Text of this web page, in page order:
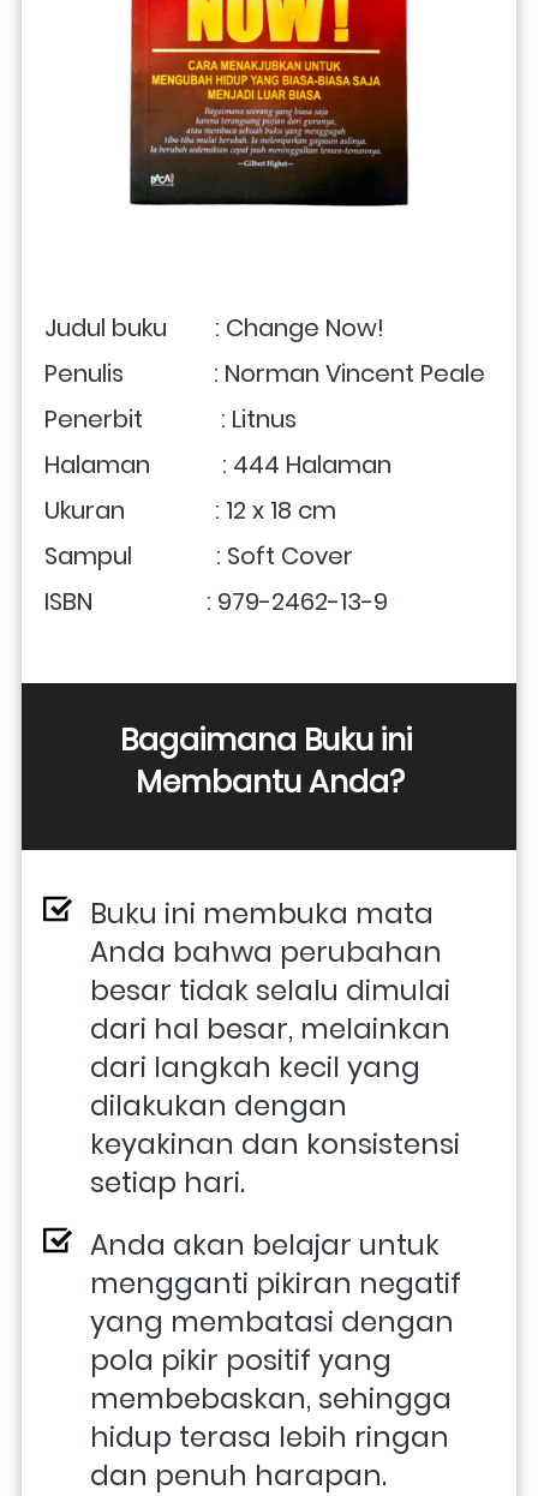
Judul buku        : Change Now!
Penulis               : Norman Vincent Peale
Penerbit             : Litnus
Halaman            : 444 Halaman
Ukuran               : 12 x 18 cm
Sampul              : Soft Cover
ISBN                   : 979-2462-13-9
Bagaimana Buku ini
Membantu Anda?
Buku ini membuka mata
Anda bahwa perubahan
besar tidak selalu dimulai
dari hal besar, melainkan
dari langkah kecil yang
dilakukan dengan
keyakinan dan konsistensi
setiap hari.
Anda akan belajar untuk
mengganti pikiran negatif
yang membatasi dengan
pola pikir positif yang
membebaskan, sehingga
hidup terasa lebih ringan
dan penuh harapan.